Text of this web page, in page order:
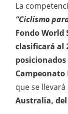
La
“Ciclismo
Fondo World
clasificará al
posicionados
Campeonato
que se llevará
Australia, del